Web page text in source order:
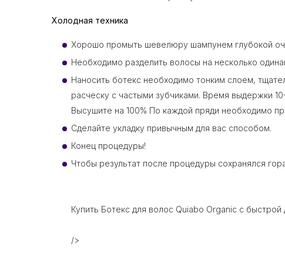
Холодная техника
Хорошо промыть шевелюру шампунем глубокой
Необходимо разделить волосы на несколько
Наносить ботекс необходимо тонким слоем,
расческу с частыми зубчиками. Время выдержки
Высушите на 100% По каждой пряди необходимо
Сделайте укладку привычным для вас способом.
Конец процедуры!
Чтобы результат после процедуры сохранялся
Купить Ботекс для волос Quiabo Organic с
/>